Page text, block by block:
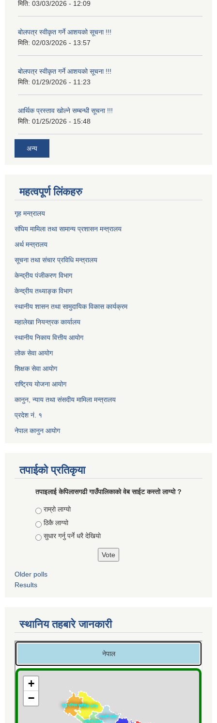
मिति: 03/03/2026 - 12:09
बोलपत्र स्वीकृत गर्ने आशयको सूचना !!!
मिति: 02/03/2026 - 13:57
बोलपत्र स्वीकृत गर्ने आशयको सूचना !!!
मिति: 01/29/2026 - 11:23
आर्थिक प्रस्ताव खोल्ने सम्बन्धी सूचना !!!
मिति: 01/25/2026 - 15:48
अन्य
महत्वपूर्ण लिंकहरु
गृह मन्त्रालय
संघिय मामिला तथा सामान्य प्रशासन मन्त्रालय
अर्थ मन्त्रालय
सूचना तथा संचार प्रविधि मन्त्रालय
केन्द्रीय पंजीकरण विभाग
केन्द्रीय तथ्याङ्क विभाग
स्थानीय शासन तथा सामुदायिक विकास कार्यक्रम
महालेखा नियन्त्रक कार्यालय
स्थानीय निकाय वित्तीय आयोग
लोक सेवा आयोग
शिक्षक सेवा आयोग
राष्ट्रिय योजना आयोग
कानुन, न्याय तथा संसदीय मामिला मन्त्रालय
प्रदेश नं. १
नेपाल कानुन आयोग
तपाईको प्रतिकृया
तपाइलाई केपिलासगढी गाउँपालिकाको वेब साईट कस्तो लाग्यो ?
Choices
राम्रो लाग्यो
ठिकै लाग्यो
सुधार गर्नु पर्ने धरै देखियाे
Older polls
Results
स्थानिय तहबारे जानकारी